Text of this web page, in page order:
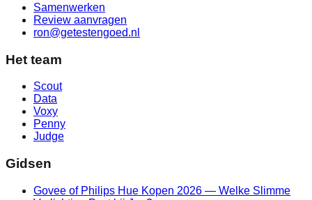
Samenwerken
Review aanvragen
ron@getestengoed.nl
Het team
Scout
Data
Voxy
Penny
Judge
Gidsen
Govee of Philips Hue Kopen 2026 — Welke Slimme